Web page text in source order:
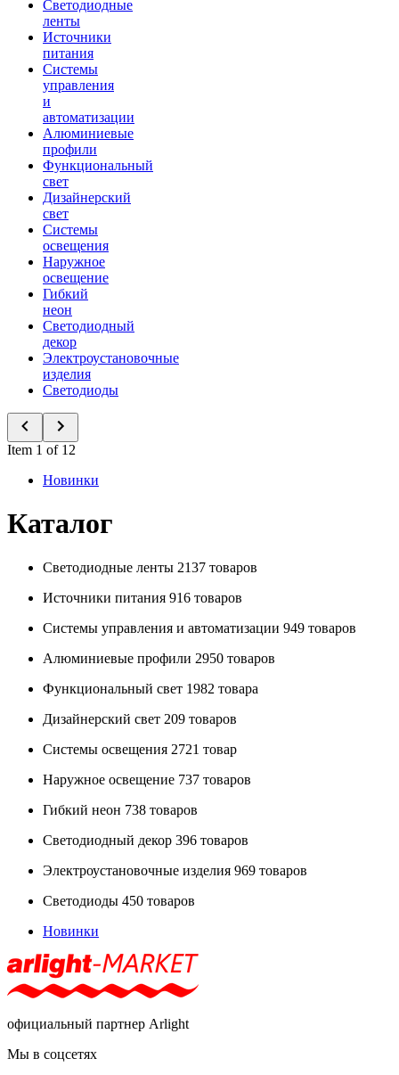
Светодиодные
ленты
Источники
питания
Системы
управления
и
автоматизации
Алюминиевые
профили
Функциональный
свет
Дизайнерский
свет
Системы
освещения
Наружное
освещение
Гибкий
неон
Светодиодный
декор
Электроустановочные
изделия
Светодиоды
Item 1 of 12
Новинки
Каталог
Светодиодные ленты 2137 товаров
Источники питания 916 товаров
Системы управления и автоматизации 949 товаров
Алюминиевые профили 2950 товаров
Функциональный свет 1982 товара
Дизайнерский свет 209 товаров
Системы освещения 2721 товар
Наружное освещение 737 товаров
Гибкий неон 738 товаров
Светодиодный декор 396 товаров
Электроустановочные изделия 969 товаров
Светодиоды 450 товаров
Новинки
официальный партнер Arlight
Мы в соцсетях